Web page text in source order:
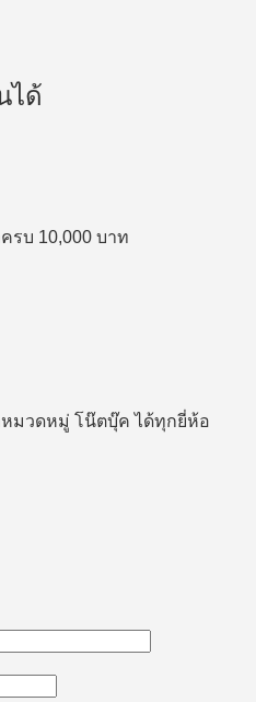
ได้
รบ 10,000 บาท
มวดหมู่ โน๊ตบุ๊ค ได้ทุกยี่ห้อ